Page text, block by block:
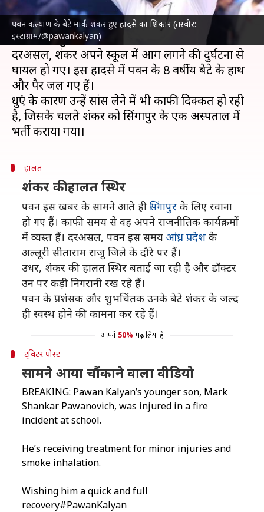
पवन कल्याण के बेटे मार्क शंकर हुए हादसे का शिकार (तस्वीर:
इंस्टाग्राम/@pawankalyan)
दक्षिण भारतीय सिनेमा
के जाने-माने अभिनेता और आंध्र
प्रदेश के उपमुख्यमंत्रीपवन कल्याणके छोटे बेटे मार्क
शंकर सिंगापुर में एक हादसे का शिकार हो गए हैं।
दरअसल, शंकर अपने स्कूल में आग लगने की दुर्घटना से
घायल हो गए। इस हादसे में पवन के 8 वर्षीय बेटे के हाथ
और पैर जल गए हैं।
धुएं के कारण उन्हें सांस लेने में भी काफी दिक्कत हो रही
है, जिसके चलते शंकर को सिंगापुर के एक अस्पताल में
हालत
शंकर की हालत स्थिर
पवन इस खबर के सामने आते ही सिंगापुर के लिए रवाना
हो गए हैं। काफी समय से वह अपने राजनीतिक कार्यक्रमों
में व्यस्त हैं। दरअसल, पवन इस समय आंध्र प्रदेश के
अल्लूरी सीताराम राजू जिले के दौरे पर हैं।
उधर, शंकर की हालत स्थिर बताई जा रही है और डॉक्टर
उन पर कड़ी निगरानी रख रहे हैं।
पवन के प्रशंसक और शुभचिंतक उनके बेटे शंकर के जल्द
ही स्वस्थ होने की कामना कर रहे हैं।
आपने 50% पढ़ लिया है
ट्विटर पोस्ट
सामने आया चौंकाने वाला वीडियो
BREAKING: Pawan Kalyan’s younger son, Mark
Shankar Pawanovich, was injured in a fire
incident at school.
He’s receiving treatment for minor injuries and
smoke inhalation.
Wishing him a quick and full
recovery#PawanKalyan